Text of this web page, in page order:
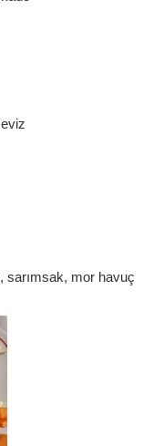
sarımsak, mor